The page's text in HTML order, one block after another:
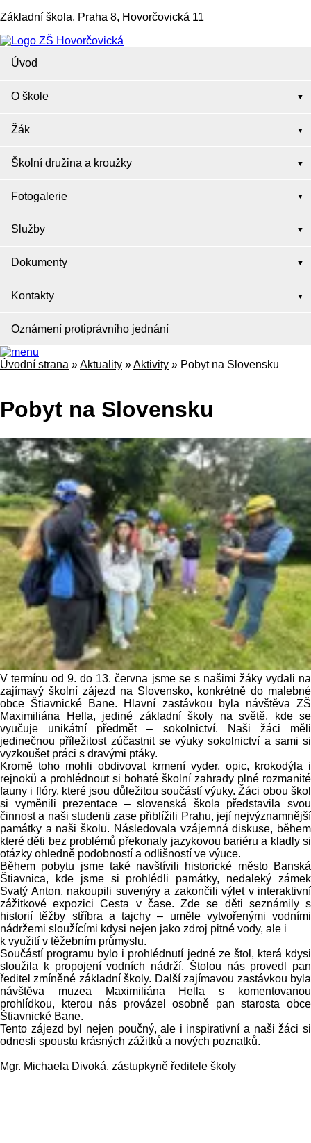
Základní škola, Praha 8, Hovorčovická 11
Úvod
O škole
Žák
Školní družina a kroužky
Fotogalerie
Služby
Dokumenty
Kontakty
Oznámení protiprávního jednání
Úvodní strana »Aktuality »Aktivity » Pobyt na Slovensku
Pobyt na Slovensku
V termínu od 9. do 13. června jsme se s našimi žáky vydali na
zajímavý školní zájezd na Slovensko, konkrétně do malebné
obce Štiavnické Bane. Hlavní zastávkou byla návštěva ZŠ
Maximiliána Hella, jediné základní školy na světě, kde se
vyučuje unikátní předmět – sokolnictví. Naši žáci měli
jedinečnou příležitost zúčastnit se výuky sokolnictví a sami si
vyzkoušet práci s dravými ptáky.
Kromě toho mohli obdivovat krmení vyder, opic, krokodýla i
rejnoků a prohlédnout si bohaté školní zahrady plné rozmanité
fauny i flóry, které jsou důležitou součástí výuky. Žáci obou škol
si vyměnili prezentace – slovenská škola představila svou
činnost a naši studenti zase přiblížili Prahu, její nejvýznamnější
památky a naši školu. Následovala vzájemná diskuse, během
které děti bez problémů překonaly jazykovou bariéru a kladly si
otázky ohledně podobností a odlišností ve výuce.
Během pobytu jsme také navštívili historické město Banská
Štiavnica, kde jsme si prohlédli památky, nedaleký zámek
Svatý Anton, nakoupili suvenýry a zakončili výlet v interaktivní
zážitkové expozici Cesta v čase. Zde se děti seznámily s
historií těžby stříbra a tajchy – uměle vytvořenými vodními
nádržemi sloužícími kdysi nejen jako zdroj pitné vody, ale i
k využití v těžebním průmyslu.
Součástí programu bylo i prohlédnutí jedné ze štol, která kdysi
sloužila k propojení vodních nádrží. Štolou nás provedl pan
ředitel zmíněné základní školy. Další zajímavou zastávkou byla
návštěva muzea Maximiliána Hella s komentovanou
prohlídkou, kterou nás provázel osobně pan starosta obce
Štiavnické Bane.
Tento zájezd byl nejen poučný, ale i inspirativní a naši žáci si
odnesli spoustu krásných zážitků a nových poznatků.
Mgr. Michaela Divoká, zástupkyně ředitele školy